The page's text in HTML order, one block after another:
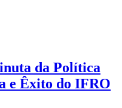
da Política
e Êxito do IFRO